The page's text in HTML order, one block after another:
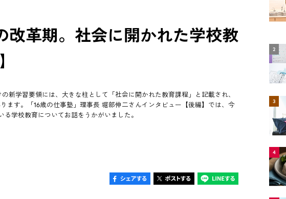
改革期。社会に開かれた学校教
新学習要領には、大きな柱として「社会に開かれた教育課程」と記載され、
ます。「16歳の仕事塾」理事長 堀部伸二さんインタビュー【後編】では、今
学校教育についてお話をうかがいました。
2
3
4